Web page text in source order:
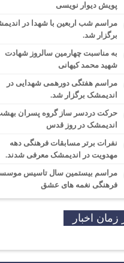
پویش دیوار نویسی
مراسم شب اربعین با شهدا در
برگزار شد.
به مناسبت چهارمین سالروز شهادت
شهید محمد کیهانی
مراسم هفتگی دورهمی شهدایی در
اندیمشک برگزار شد.
حرکت دردسر ساز گروه پسران
اندیمشک در روز قدس
نفرات برتر مسابقات فرهنگی دهه
مهدویت در اندیمشک معرفی شدند.
مراسم بیستمین سال تاسیس
فرهنگی نغمه های عشق
زمان اخبار